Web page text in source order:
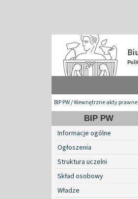
BIP PW/Wewnętrzne akty prawne
BIP PW
Informacje ogólne
Ogłoszenia
Struktura uczelni
Skład osobowy
Władze